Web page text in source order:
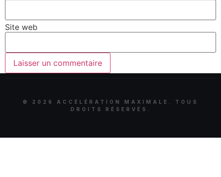
Site web
© 2026
ACCÉLÉRATION MAXIMALE. TOUS
DROITS RÉSERVÉS.